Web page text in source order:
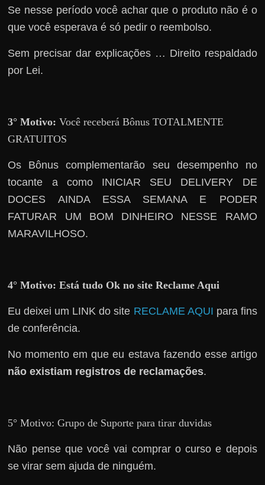
a
r
d
i
e
i
o
n
a
i
n
r
e
t
?
M
m
o
Se nesse período você achar que o produto não é o
que você esperava é só pedir o reembolso.
Sem precisar dar explicações … Direito respaldado
por Lei.
3° Motivo: Você receberá Bônus TOTALMENTE
GRATUITOS
Os Bônus complementarão seu desempenho no
tocante a como INICIAR SEU DELIVERY DE
DOCES AINDA ESSA SEMANA E PODER
FATURAR UM BOM DINHEIRO NESSE RAMO
MARAVILHOSO.
4° Motivo: Está tudo Ok no site Reclame Aqui
Eu deixei um LINK do site RECLAME AQUI para fins
de conferência.
No momento em que eu estava fazendo esse artigo
não existiam registros de reclamações.
5° Motivo: Grupo de Suporte para tirar duvidas
Não pense que você vai comprar o curso e depois
se virar sem ajuda de ninguém.